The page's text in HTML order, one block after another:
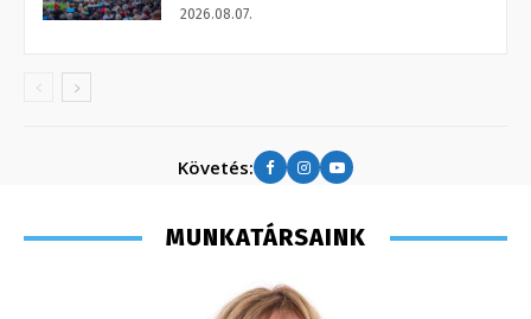
2026.08.07.
Követés:
MUNKATÁRSAINK